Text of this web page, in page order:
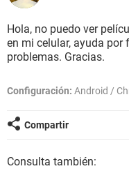
Hola, no puedo ver
en mi celular, ayuda por
problemas. Gracias.
Configuración: Android /
Compartir
Consulta también: